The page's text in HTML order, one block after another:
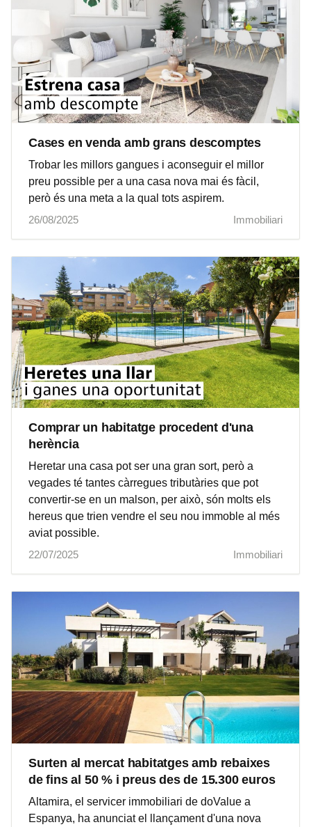
Cases en venda amb grans descomptes
Trobar les millors gangues i aconseguir el millor
preu possible per a una casa nova mai és fàcil,
però és una meta a la qual tots aspirem.
26/08/2025
Immobiliari
Comprar un habitatge procedent d'una
herència
Heretar una casa pot ser una gran sort, però a
vegades té tantes càrregues tributàries que pot
convertir-se en un malson, per això, són molts els
hereus que trien vendre el seu nou immoble al més
aviat possible.
22/07/2025
Immobiliari
Surten al mercat habitatges amb rebaixes
de fins al 50 % i preus des de 15.300 euros
Altamira, el servicer immobiliari de doValue a
Espanya, ha anunciat el llançament d'una nova